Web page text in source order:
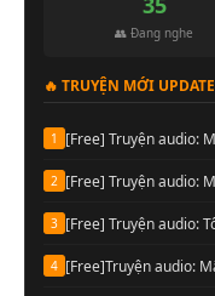
👥 Đang nghe
🔥 TRUYỆN MỚI UPDATE
1
2
3
4